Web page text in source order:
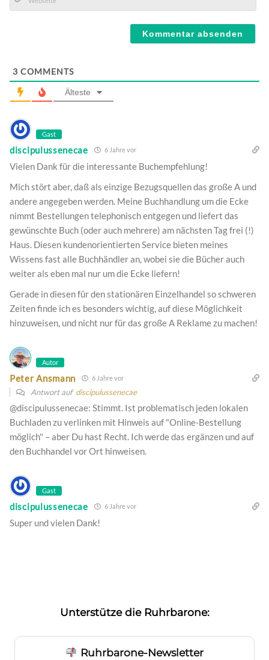
3 COMMENTS
Älteste
Gast
discipulussenecae 6 Jahre vor
Vielen Dank für die interessante Buchempfehlung!
Mich stört aber, daß als einzige Bezugsquellen das große A und
andere angegeben werden. Meine Buchhandlung um die Ecke
nimmt Bestellungen telephonisch entgegen und liefert das
gewünschte Buch (oder auch mehrere) am nächsten Tag frei (!)
Haus. Diesen kundenorientierten Service bieten meines
Wissens fast alle Buchhändler an, wobei sie die Bücher auch
weiter als eben mal nur um die Ecke liefern!
Gerade in diesen für den stationären Einzelhandel so schweren
Zeiten finde ich es besonders wichtig, auf diese Möglichkeit
hinzuweisen, und nicht nur für das große A Reklame zu machen!
Autor
Peter Ansmann 6 Jahre vor
Antwort auf discipulussenecae
@discipulussenecae: Stimmt. Ist problematisch jeden lokalen
Buchladen zu verlinken mit Hinweis auf "Online-Bestellung
möglich" – aber Du hast Recht. Ich werde das ergänzen und auf
den Buchhandel vor Ort hinweisen.
Gast
discipulussenecae 6 Jahre vor
Super und vielen Dank!
Unterstütze die Ruhrbarone:
Ruhrbarone-Newsletter